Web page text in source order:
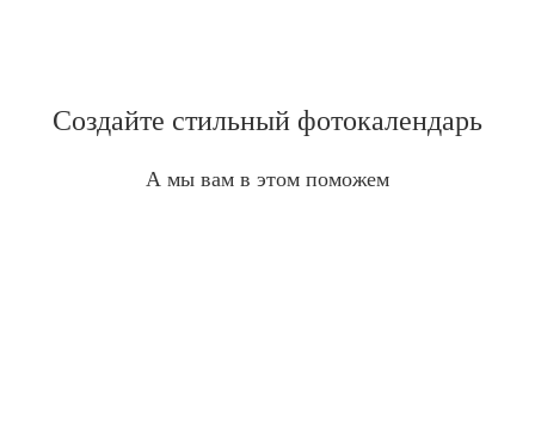
Создайте стильный фотокалендарь
А мы вам в этом поможем